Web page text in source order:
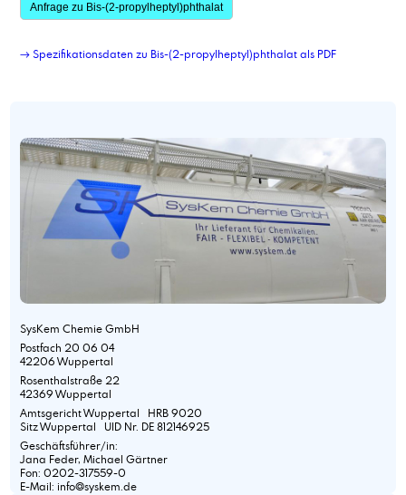
Anfrage zu Bis-(2-propylheptyl)phthalat
→ Spezifikationsdaten zu Bis-(2-propylheptyl)phthalat als PDF
SysKem Chemie GmbH
Postfach 20 06 04
42206 Wuppertal
Rosenthalstraße 22
42369 Wuppertal
Amtsgericht Wuppertal HRB 9020
Sitz Wuppertal UID Nr. DE 812146925
Geschäftsführer/in:
Jana Feder, Michael Gärtner
Fon: 0202-317559-0
E-Mail: info@syskem.de